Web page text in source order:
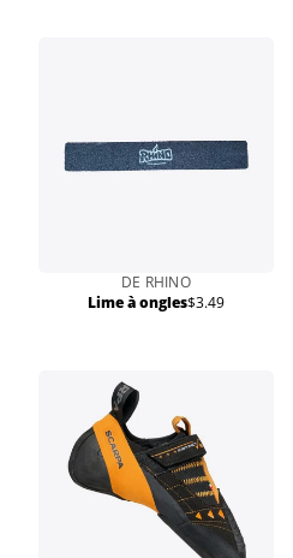
DE RHINO
Lime à onglesPrix
$3.49